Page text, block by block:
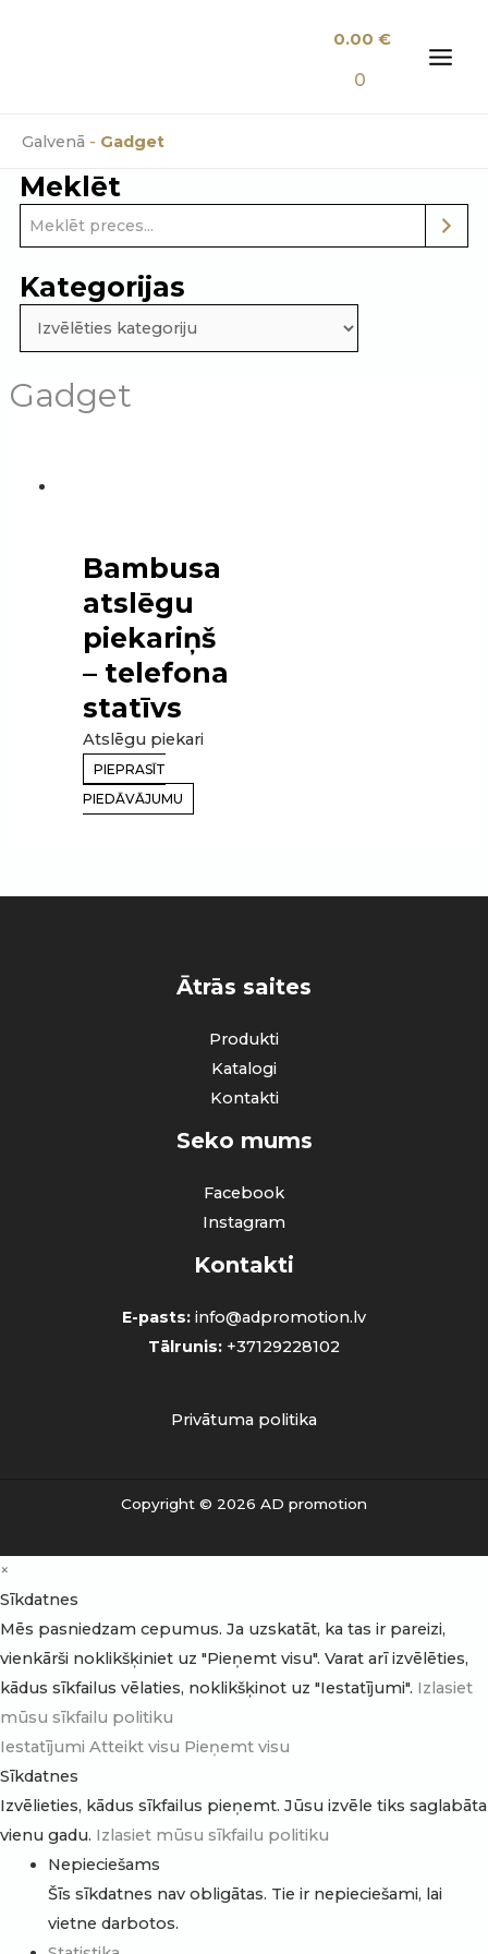
0.00€
0
Galvenā - Gadget
Meklēt
Kategorijas
Gadget
Bambusa
atslēgu
piekariņš
– telefona
statīvs
Atslēgu piekari
PIEPRASĪT
PIEDĀVĀJUMU
Ātrās saites
Produkti
Katalogi
Kontakti
Seko mums
Facebook
Instagram
Kontakti
E-pasts: info@adpromotion.lv
Tālrunis: +37129228102
Privātuma politika
Copyright © 2026 AD promotion
×
Sīkdatnes
Mēs pasniedzam cepumus. Ja uzskatāt, ka tas ir pareizi,
vienkārši noklikšķiniet uz "Pieņemt visu". Varat arī izvēlēties,
kādus sīkfailus vēlaties, noklikšķinot uz "Iestatījumi". Izlasiet
mūsu sīkfailu politiku
Iestatījumi Atteikt visu Pieņemt visu
Sīkdatnes
Izvēlieties, kādus sīkfailus pieņemt. Jūsu izvēle tiks saglabāta
vienu gadu. Izlasiet mūsu sīkfailu politiku
Nepieciešams
Šīs sīkdatnes nav obligātas. Tie ir nepieciešami, lai
vietne darbotos.